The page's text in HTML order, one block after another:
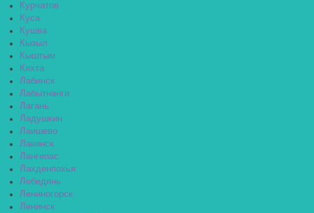
Курчатов
Куса
Кушва
Кызыл
Кыштым
Кяхта
Лабинск
Лабытнанги
Лагань
Ладушкин
Лаишево
Лакинск
Лангепас
Лахденпохья
Лебедянь
Лениногорск
Ленинск